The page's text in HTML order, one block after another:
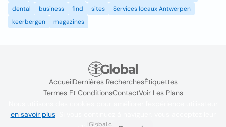
dental
business find sites
Services locaux Antwerpen
keerbergen
magazines
AccueilDernières RecherchesÉtiquettes
Termes Et ConditionsContactVoir Les Plans
iGlobal.co @ 2024
en savoir plus. Si vous continuez à naviguer, vous acceptez leur